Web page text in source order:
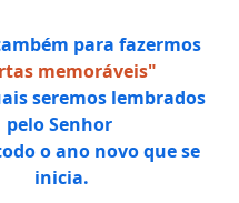
para fazermos
memoráveis"
seremos lembrados
pelo Senhor
o ano novo que se
inicia.